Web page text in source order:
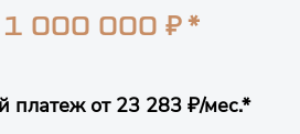
1 000 000 ₽ *
платежот 23 283 ₽/мес.*